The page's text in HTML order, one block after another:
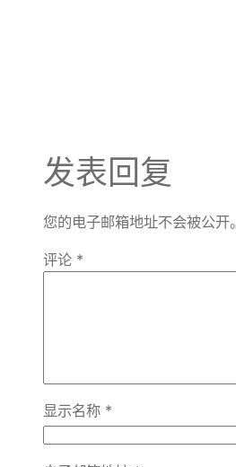
发表回复
您的电子邮箱地址不会被公开。
评论 *
显示名称 *